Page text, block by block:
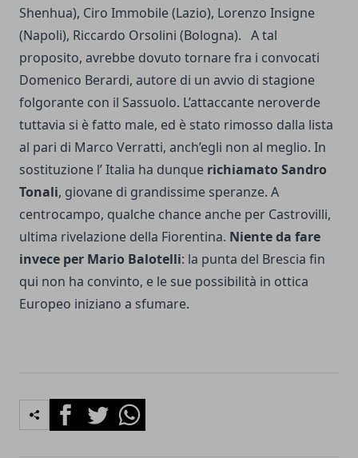
Shenhua), Ciro Immobile (Lazio), Lorenzo Insigne
(Napoli), Riccardo Orsolini (Bologna). A tal
proposito, avrebbe dovuto tornare fra i convocati
Domenico Berardi, autore di un avvio di stagione
folgorante con il Sassuolo. L’attaccante neroverde
tuttavia si è fatto male, ed è stato rimosso dalla lista
al pari di Marco Verratti, anch’egli non al meglio. In
sostituzione l’ Italia ha dunque richiamato Sandro
Tonali, giovane di grandissime speranze. A
centrocampo, qualche chance anche per Castrovilli,
ultima rivelazione della Fiorentina. Niente da fare
invece per Mario Balotelli: la punta del Brescia fin
qui non ha convinto, e le sue possibilità in ottica
Europeo iniziano a sfumare.
FacebookTwitterWhatsapp